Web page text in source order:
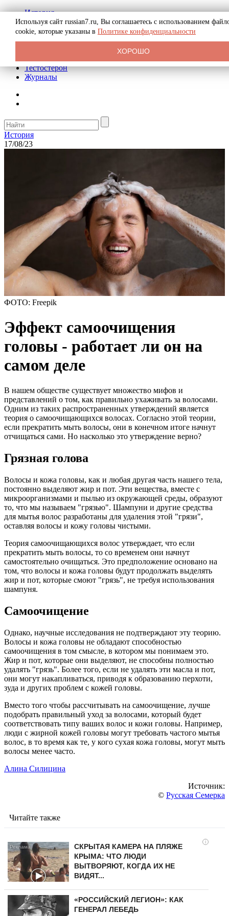
История
Биография
Криминал
Реклама на сайте
Тестостерон
Журналы
История
17/08/23
ФОТО: Freepik
Эффект самоочищения
головы - работает ли он на
самом деле
В нашем обществе существует множество мифов и
представлений о том, как правильно ухаживать за волосами.
Одним из таких распространенных утверждений является
теория о самоочищающихся волосах. Согласно этой теории,
если прекратить мыть волосы, они в конечном итоге начнут
отчищаться сами. Но насколько это утверждение верно?
Грязная голова
Волосы и кожа головы, как и любая другая часть нашего тела,
постоянно выделяют жир и пот. Эти вещества, вместе с
микроорганизмами и пылью из окружающей среды, образуют
то, что мы называем "грязью". Шампуни и другие средства
для мытья волос разработаны для удаления этой "грязи",
оставляя волосы и кожу головы чистыми.
Теория самоочищающихся волос утверждает, что если
прекратить мыть волосы, то со временем они начнут
самостоятельно очищаться. Это предположение основано на
том, что волосы и кожа головы будут продолжать выделять
жир и пот, которые смоют "грязь", не требуя использования
шампуня.
Самоочищение
Однако, научные исследования не подтверждают эту теорию.
Волосы и кожа головы не обладают способностью
самоочищения в том смысле, в котором мы понимаем это.
Жир и пот, которые они выделяют, не способны полностью
удалять "грязь". Более того, если не удалять эти масла и пот,
они могут накапливаться, приводя к образованию перхоти,
зуда и других проблем с кожей головы.
Вместо того чтобы рассчитывать на самоочищение, лучше
подобрать правильный уход за волосами, который будет
соответствовать типу ваших волос и кожи головы. Например,
люди с жирной кожей головы могут требовать частого мытья
волос, в то время как те, у кого сухая кожа головы, могут мыть
волосы менее часто.
Алина Силицина
Источник:
© Русская Семерка
Читайте также
i
СКРЫТАЯ КАМЕРА НА ПЛЯЖЕ
КРЫМА: ЧТО ЛЮДИ
ВЫТВОРЯЮТ, КОГДА ИХ НЕ
ВИДЯТ...
«РОССИЙСКИЙ ЛЕГИОН»: КАК
ГЕНЕРАЛ ЛЕБЕДЬ
Используя сайт russian7.ru, Вы соглашаетесь с использованием
cookie, которые указаны в Политике конфиденциальности
ХОРОШО